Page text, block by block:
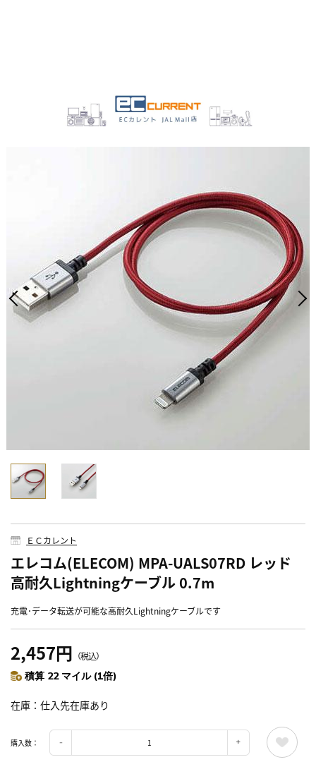
ＥＣカレント
エレコム(ELECOM) MPA-UALS07RD レッド
高耐久Lightningケーブル 0.7m
充電･データ転送が可能な高耐久Lightningケーブルです
2,457円 （税込）
積算 22 マイル (1倍)
在庫 仕入先在庫あり
購入数：